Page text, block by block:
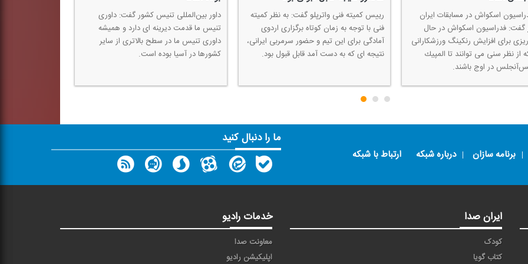
اسكواش در مسابقات ایران
گفت: فدراسیون اسكواش در حال
ریزی برای افزایش رنكینگ ورزشكارانی
از نظر سنی می توانند تا المپیك
رییس كمیته فنی واترپلو گفت: به نظر كمیته
فنی با توجه به زمان كوتاه برگزاری اردوی
آمادگی برای این تیم و حضور سرمربی ایرانی،
نتیجه ای كه به دست آمد قابل قبول بود.
داور بین‌المللی تنیس كشور گفت: داوری
تنیس ما قدمت دیرینه ای دارد و همیشه
داوری تنیس ما در سطح بالاتری از سایر
كشورها در آسیا بوده است.
برنامه سازان درباره شبکه ارتباط با شبکه
ما را دنبال کنید
ایران صدا
کودک
کتاب گویا
خدمات رادیو
معاونت صدا
اپلیکیشن رادیو